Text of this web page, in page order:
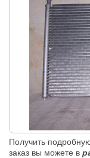
Получить
заказ вы можете в